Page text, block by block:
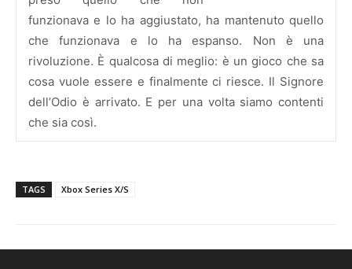
funzionava e lo ha aggiustato, ha mantenuto quello
che funzionava e lo ha espanso. Non è una
rivoluzione. È qualcosa di meglio: è un gioco che sa
cosa vuole essere e finalmente ci riesce. Il Signore
dell’Odio è arrivato. E per una volta siamo contenti
che sia così.
TAGS Xbox Series X/S